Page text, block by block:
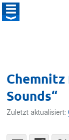
Sounds“
Zuletzt aktualisiert: